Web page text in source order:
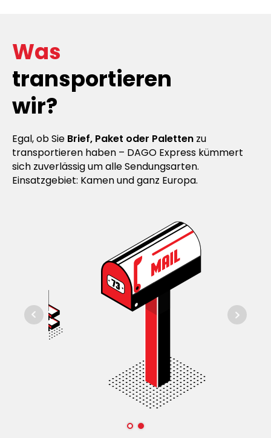
Was
transportieren
wir?
Egal, ob Sie Brief, Paket oder Paletten zu
transportieren haben – DAGO Express kümmert
sich zuverlässig um alle Sendungsarten.
Einsatzgebiet: Kamen und ganz Europa.